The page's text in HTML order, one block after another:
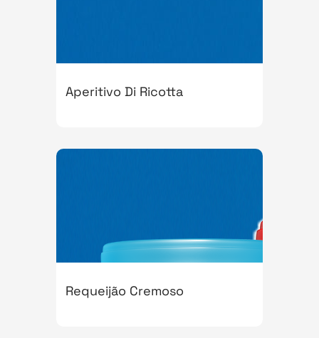
Aperitivo Di Ricotta
Requeijão Cremoso